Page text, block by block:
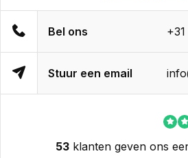
Bel ons
Stuur een email
53klanten geven ons